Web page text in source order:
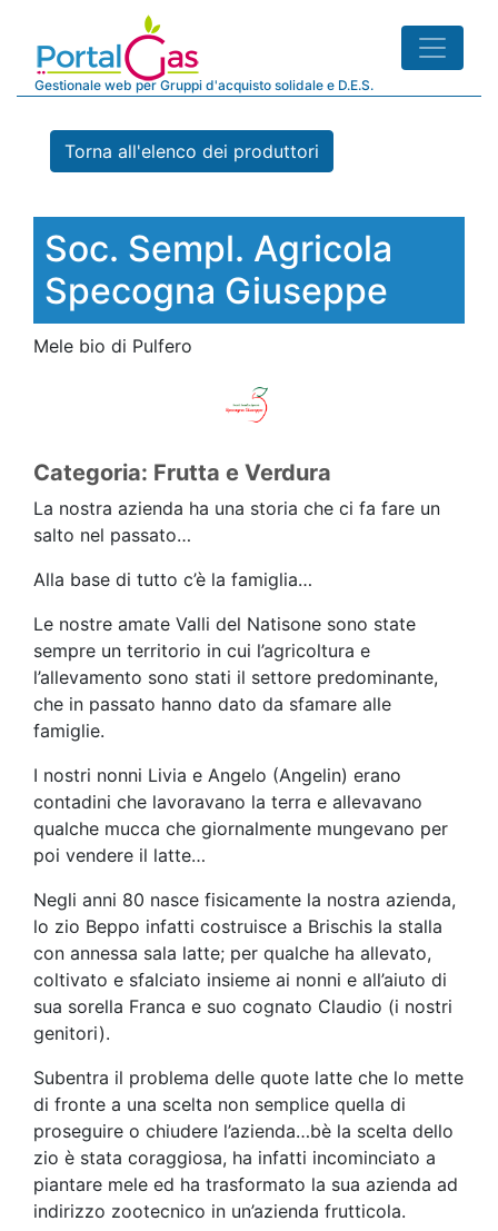
Gestionale web per Gruppi d'acquisto solidale e D.E.S.
Torna all'elenco dei produttori
Soc. Sempl. Agricola
Specogna Giuseppe
Mele bio di Pulfero
Categoria: Frutta e Verdura
La nostra azienda ha una storia che ci fa fare un
salto nel passato…
Alla base di tutto c’è la famiglia…
Le nostre amate Valli del Natisone sono state
sempre un territorio in cui l’agricoltura e
l’allevamento sono stati il settore predominante,
che in passato hanno dato da sfamare alle
famiglie.
I nostri nonni Livia e Angelo (Angelin) erano
contadini che lavoravano la terra e allevavano
qualche mucca che giornalmente mungevano per
poi vendere il latte…
Negli anni 80 nasce fisicamente la nostra azienda,
lo zio Beppo infatti costruisce a Brischis la stalla
con annessa sala latte; per qualche ha allevato,
coltivato e sfalciato insieme ai nonni e all’aiuto di
sua sorella Franca e suo cognato Claudio (i nostri
genitori).
Subentra il problema delle quote latte che lo mette
di fronte a una scelta non semplice quella di
proseguire o chiudere l’azienda…bè la scelta dello
zio è stata coraggiosa, ha infatti incominciato a
piantare mele ed ha trasformato la sua azienda ad
indirizzo zootecnico in un’azienda frutticola.